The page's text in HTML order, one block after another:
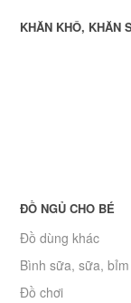
KHĂN KHÔ, KHĂN
ĐỒ NGỦ CHO BÉ
Đồ dùng khác
Bình sữa, sữa, bỉm
Đồ chơi